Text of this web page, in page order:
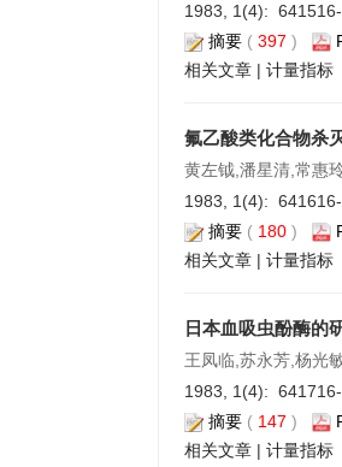
1983, 1(4):
摘要 ( 397 )
相关文章 | 计量指标
氟乙酸类化合物杀
黄左钺,潘星清,常惠
1983, 1(4):
摘要 ( 180 )
相关文章 | 计量指标
日本血吸虫酚酶的
王凤临,苏永芳,杨光
1983, 1(4):
摘要 ( 147 )
相关文章 | 计量指标